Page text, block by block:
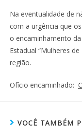
Na eventualidade de
com a urgência que
o encaminhamento
Estadual “Mulheres
região.
Ofício encaminhado:
VOCÊ TAMBÉM